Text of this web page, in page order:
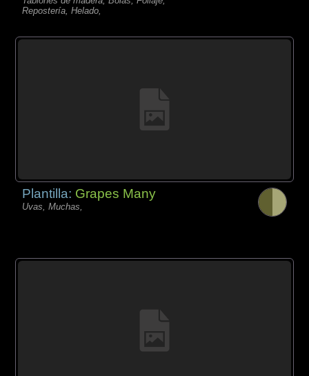
Repostería, Helado,
Plantilla: Grapes Many
Uvas, Muchas,